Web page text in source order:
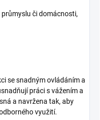
či domácnosti,
se snadným ovládáním a
práci s vážením a
a navržena tak, aby
využití.